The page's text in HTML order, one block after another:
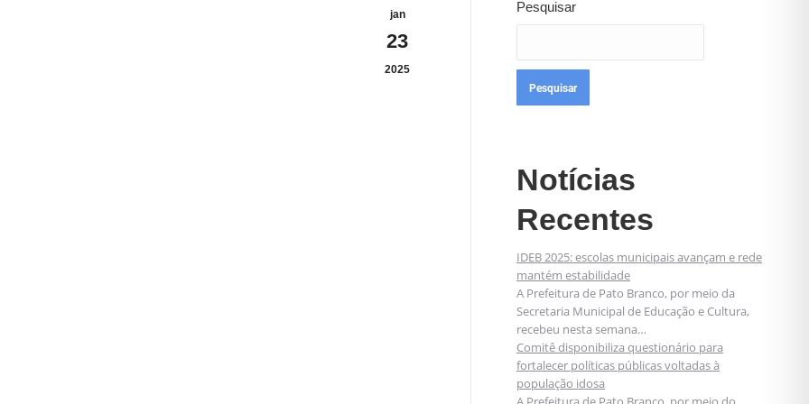
jan
23
2025
Pesquisar
Pesquisar
Notícias
Recentes
IDEB 2025: escolas municipais avançam e rede
mantém estabilidade
A Prefeitura de Pato Branco, por meio da
Secretaria Municipal de Educação e Cultura,
recebeu nesta semana…
Comitê disponibiliza questionário para
fortalecer políticas públicas voltadas à
população idosa